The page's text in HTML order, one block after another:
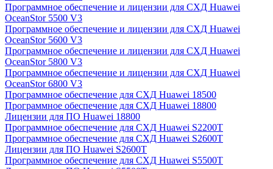
Программное обеспечение и лицензии для СХД Huawei
OceanStor 5500 V3
Программное обеспечение и лицензии для СХД Huawei
OceanStor 5600 V3
Программное обеспечение и лицензии для СХД Huawei
OceanStor 5800 V3
Программное обеспечение и лицензии для СХД Huawei
OceanStor 6800 V3
Программное обеспечение для СХД Huawei 18500
Программное обеспечение для СХД Huawei 18800
Лицензии для ПО Huawei 18800
Программное обеспечение для СХД Huawei S2200T
Программное обеспечение для СХД Huawei S2600T
Лицензии для ПО Huawei S2600T
Программное обеспечение для СХД Huawei S5500T